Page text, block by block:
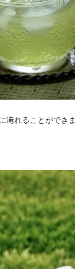
淹れることができま